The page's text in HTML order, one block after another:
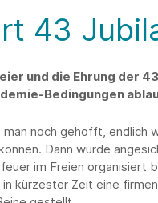
43
und die Ehrung der
Bedingungen
noch gehofft, endlich
Dann wurde
im Freien organisiert
kürzester Zeit eine